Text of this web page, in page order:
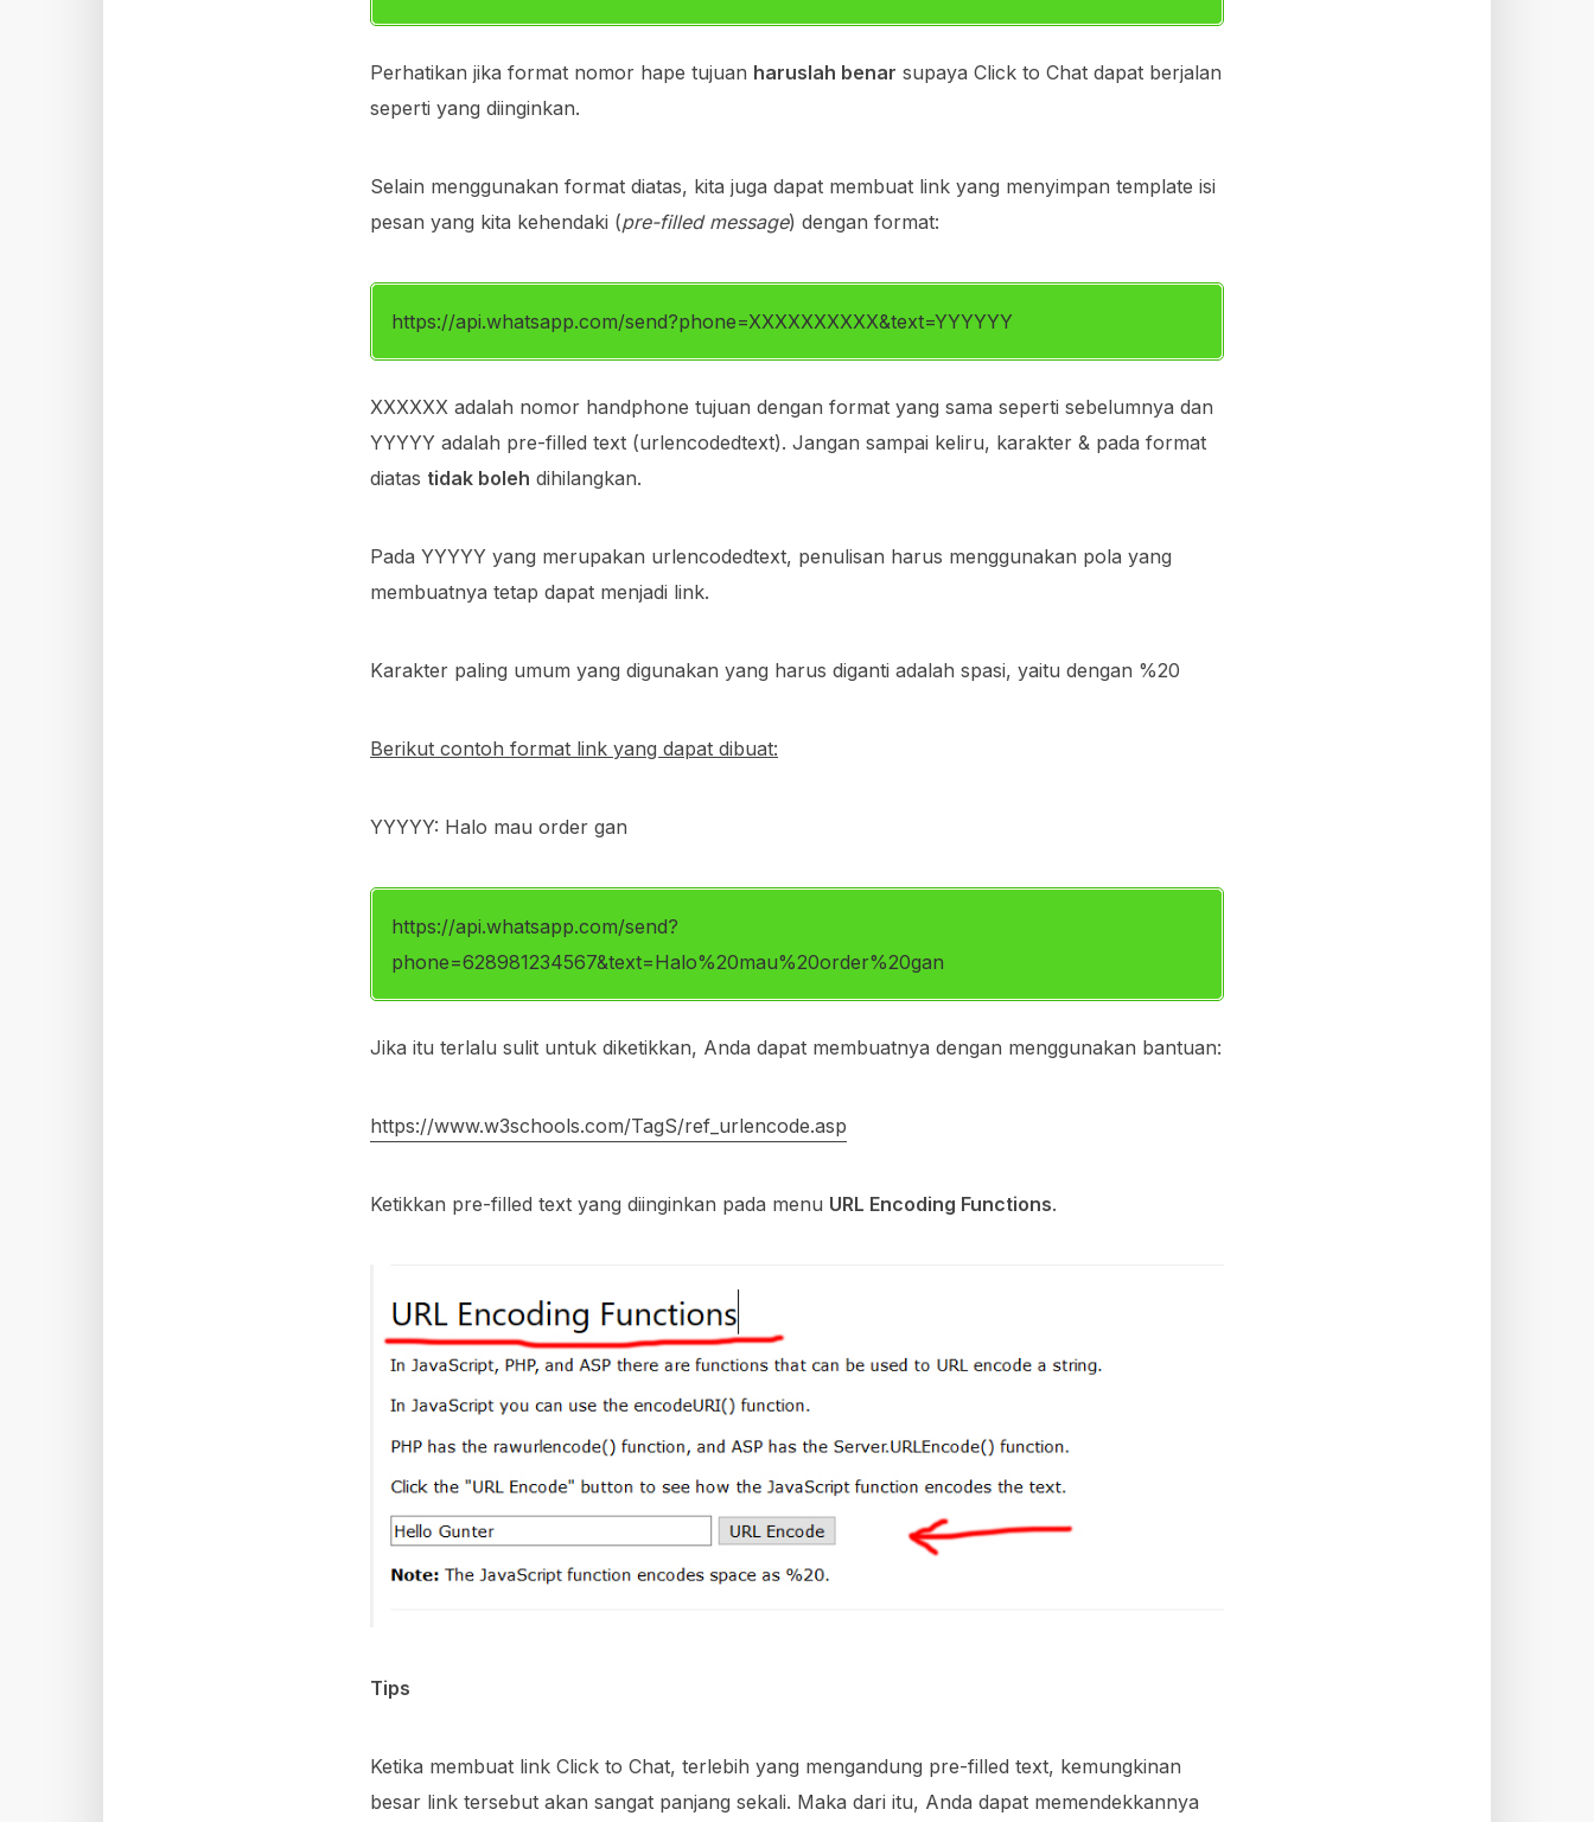
Perhatikan jika format nomor hape tujuan haruslah benar supaya Click to Chat dapat berjalan
seperti yang diinginkan.
Selain menggunakan format diatas, kita juga dapat membuat link yang menyimpan template isi
pesan yang kita kehendaki (pre-filled message) dengan format:
https://api.whatsapp.com/send?phone=XXXXXXXXXX&text=YYYYYY
XXXXXX adalah nomor handphone tujuan dengan format yang sama seperti sebelumnya dan
YYYYY adalah pre-filled text (urlencodedtext). Jangan sampai keliru, karakter & pada format
diatas tidak boleh dihilangkan.
Pada YYYYY yang merupakan urlencodedtext, penulisan harus menggunakan pola yang
membuatnya tetap dapat menjadi link.
Karakter paling umum yang digunakan yang harus diganti adalah spasi, yaitu dengan %20
Berikut contoh format link yang dapat dibuat:
YYYYY: Halo mau order gan
https://api.whatsapp.com/send?
phone=628981234567&text=Halo%20mau%20order%20gan
Jika itu terlalu sulit untuk diketikkan, Anda dapat membuatnya dengan menggunakan bantuan:
https://www.w3schools.com/TagS/ref_urlencode.asp
Ketikkan pre-filled text yang diinginkan pada menu URL Encoding Functions.
Tips
Ketika membuat link Click to Chat, terlebih yang mengandung pre-filled text, kemungkinan
besar link tersebut akan sangat panjang sekali. Maka dari itu, Anda dapat memendekkannya